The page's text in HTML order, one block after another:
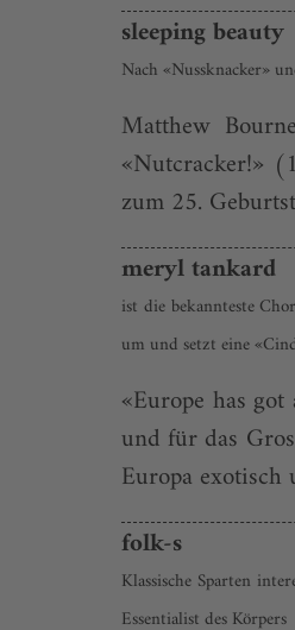
sleeping beauty
Nach «Nussknacker»
Matthew
«Nutcracker!»
zum 25.
meryl tankard
ist die bekannteste
um und setzt eine
«Europe has
und für das
Europa
folk-s
Klassische Sparten
Essentialist des Körpers